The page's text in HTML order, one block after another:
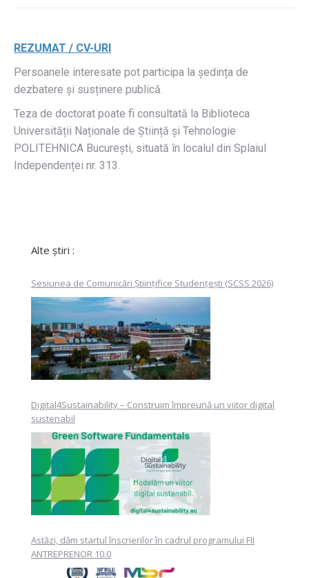
REZUMAT / CV-URI
Persoanele interesate pot participa la ședința de
dezbatere și susținere publică.
Teza de doctorat poate fi consultată la Biblioteca
Universității Naționale de Știință și Tehnologie
POLITEHNICA București, situată în localul din Splaiul
Independenței nr. 313.
Alte știri :
Sesiunea de Comunicări Științifice Studențești (SCSS 2026)
Digital4Sustainability – Construim împreună un viitor digital
sustenabil
Astăzi, dăm startul înscrierilor în cadrul programului FII
ANTREPRENOR 10.0